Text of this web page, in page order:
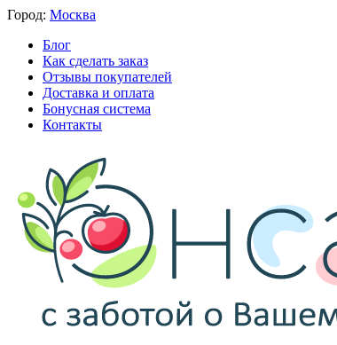
Город: Москва
Блог
Как сделать заказ
Отзывы покупателей
Доставка и оплата
Бонусная система
Контакты